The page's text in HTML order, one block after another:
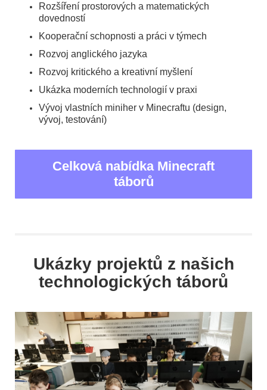
Rozšíření prostorových a matematických
dovedností
Kooperační schopnosti a práci v týmech
Rozvoj anglického jazyka
Rozvoj kritického a kreativní myšlení
Ukázka moderních technologií v praxi
Vývoj vlastních miniher v Minecraftu (design,
vývoj, testování)
Celková nabídka Minecraft
táborů
Ukázky projektů z našich
technologických táborů